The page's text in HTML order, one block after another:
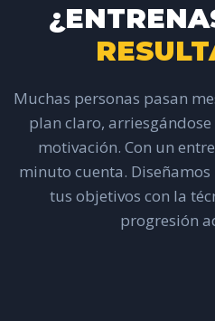
Muchas personas pasan
plan claro,
motivación. Con un
minuto cuenta.
tus objetivos con la
progresión